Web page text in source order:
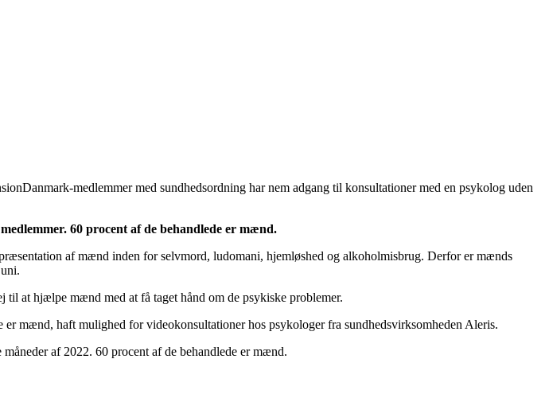
medlemmer med sundhedsordning har nem adgang til konsultationer med en psykolog uden
60 procent af de behandlede er mænd.
af mænd inden for selvmord, ludomani, hjemløshed og alkoholmisbrug. Derfor er mænds
til at hjælpe mænd med at få taget hånd om de psykiske problemer.
mænd, haft mulighed for videokonsultationer hos psykologer fra sundhedsvirksomheden Aleris.
af 2022. 60 procent af de behandlede er mænd.